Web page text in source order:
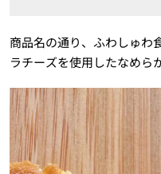
商品名の通り、ふわしゅわ
ラチーズを使用したなめら